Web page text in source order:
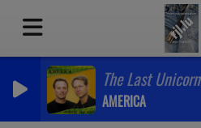
The Last Unicorn
AMERICA